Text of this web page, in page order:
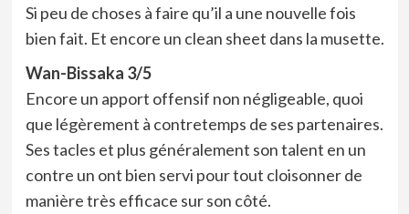
Si peu de choses à faire qu’il a une nouvelle fois
bien fait. Et encore un clean sheet dans la musette.
Wan-Bissaka 3/5
Encore un apport offensif non négligeable, quoi
que légèrement à contretemps de ses partenaires.
Ses tacles et plus généralement son talent en un
contre un ont bien servi pour tout cloisonner de
manière très efficace sur son côté.